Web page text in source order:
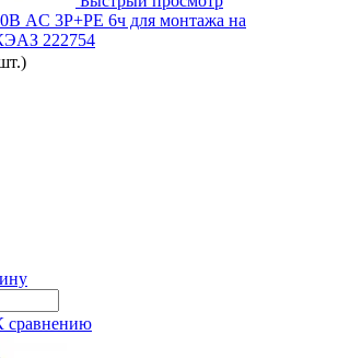
AC 3P+PE 6ч для монтажа на
222754
сравнению